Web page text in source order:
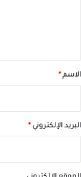
*الاسم*
البريد الإلكتروني*